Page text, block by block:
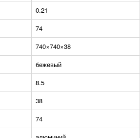
0.21
74
740×740×38
бежевый
8.5
38
74